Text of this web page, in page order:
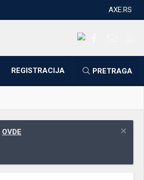
AXE.RS
REGISTRACIJA PRETRAGA
OVDE